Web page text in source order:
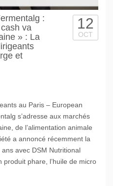
:
va
» : La
et
12
OCT
au Paris – European
s’adresse aux marchés
de l’alimentation animale
a annoncé récemment la
avec DSM Nutritional
phare, l’huile de micro